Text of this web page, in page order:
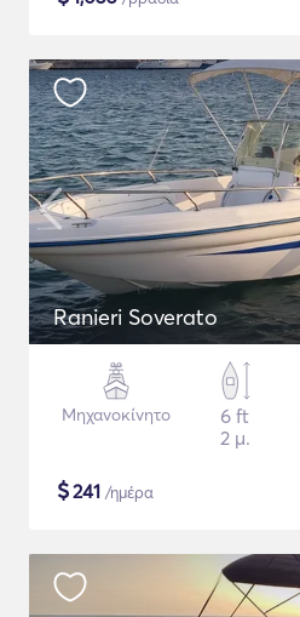
Ranieri Soverato
Μηχανοκίνητο
6 ft
2 μ.
$241 /ημέρα